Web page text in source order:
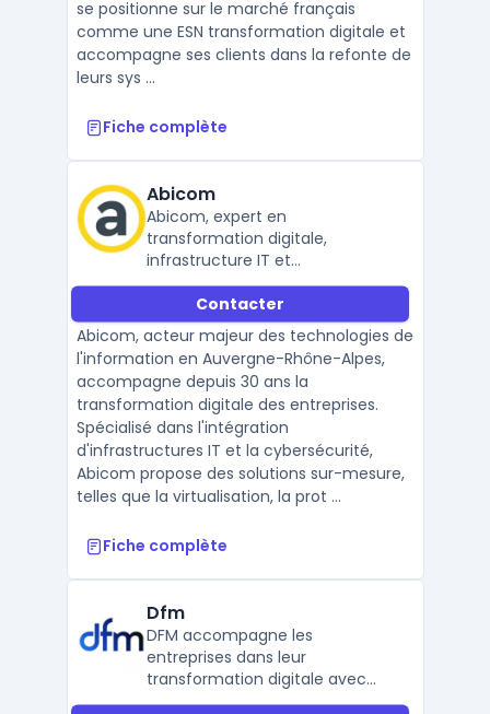
se positionne sur le marché français
comme une ESN transformation digitale et
accompagne ses clients dans la refonte de
leurs sys ...
Fiche complète
Abicom
Abicom, expert en
transformation digitale,
infrastructure IT et
cybersécurité
Contacter
Abicom, acteur majeur des technologies de
l'information en Auvergne-Rhône-Alpes,
accompagne depuis 30 ans la
transformation digitale des entreprises.
Spécialisé dans l'intégration
d'infrastructures IT et la cybersécurité,
Abicom propose des solutions sur-mesure,
telles que la virtualisation, la prot ...
Fiche complète
Dfm
DFM accompagne les
entreprises dans leur
transformation digitale avec
des solutions complètes en IT,